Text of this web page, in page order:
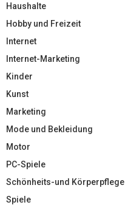
Haushalte
Hobby und Freizeit
Internet
Internet-Marketing
Kinder
Kunst
Marketing
Mode und Bekleidung
Motor
PC-Spiele
Schönheits-und Körperpflege
Spiele